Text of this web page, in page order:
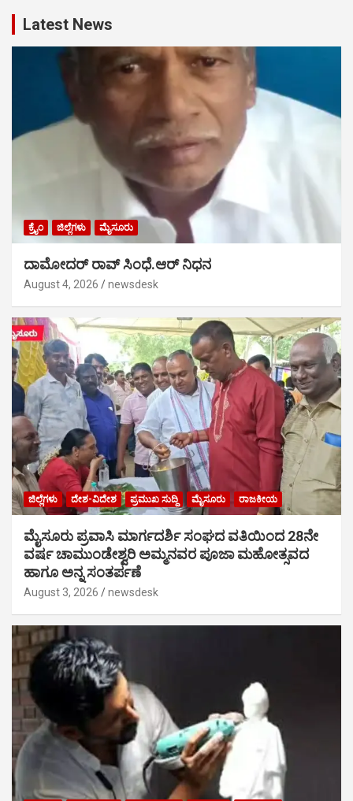
Latest News
ಕ್ರೈಂ ಜಿಲ್ಲೆಗಳು ಮೈಸೂರು
ದಾಮೋದರ್ ರಾವ್ ಸಿಂಧೆ.ಆರ್ ನಿಧನ
August 4, 2026 newsdesk
ಜಿಲ್ಲೆಗಳು ದೇಶ-ವಿದೇಶ ಪ್ರಮುಖ ಸುದ್ದಿ ಮೈಸೂರು ರಾಜಕೀಯ
ಮೈಸೂರು ಪ್ರವಾಸಿ ಮಾರ್ಗದರ್ಶಿ ಸಂಘದ ವತಿಯಿಂದ 28ನೇ
ವರ್ಷ ಚಾಮುಂಡೇಶ್ವರಿ ಅಮ್ಮನವರ ಪೂಜಾ ಮಹೋತ್ಸವದ
ಹಾಗೂ ಅನ್ನ ಸಂತರ್ಪಣೆ
August 3, 2026 newsdesk